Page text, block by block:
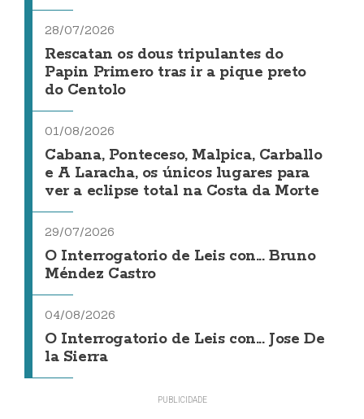
28/07/2026
Rescatan os dous tripulantes do
Papin Primero tras ir a pique preto
do Centolo
01/08/2026
Cabana, Ponteceso, Malpica, Carballo
e A Laracha, os únicos lugares para
ver a eclipse total na Costa da Morte
29/07/2026
O Interrogatorio de Leis con... Bruno
Méndez Castro
04/08/2026
O Interrogatorio de Leis con... Jose De
la Sierra